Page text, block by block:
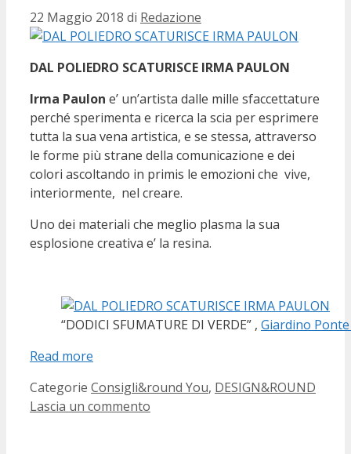
22 Maggio 2018 di Redazione
DAL POLIEDRO SCATURISCE IRMA PAULON
Irma Paulon e’ un’artista dalle mille sfaccettature
perché sperimenta e ricerca la scia per esprimere
tutta la sua vena artistica, e se stessa, attraverso
le forme più strane della comunicazione e dei
colori ascoltando in primis le emozioni che vive,
interiormente, nel creare.
Uno dei materiali che meglio plasma la sua
esplosione creativa e’ la resina.
“DODICI SFUMATURE DI VERDE” , Giardino
Read more
Categorie Consigli&round You, DESIGN&ROUND
Lascia un commento